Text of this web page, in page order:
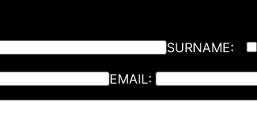
SURNAME:
EMAIL: